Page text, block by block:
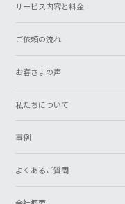
サービス内容と料金
ご依頼の流れ
お客さまの声
私たちについて
事例
よくあるご質問